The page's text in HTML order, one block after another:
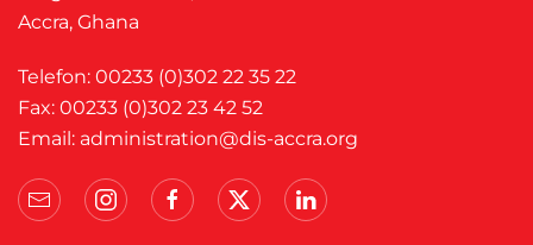
Accra, Ghana
Telefon: 00233 (0)302 22 35 22
Fax: 00233 (0)302 23 42 52
Email: administration@dis-accra.org